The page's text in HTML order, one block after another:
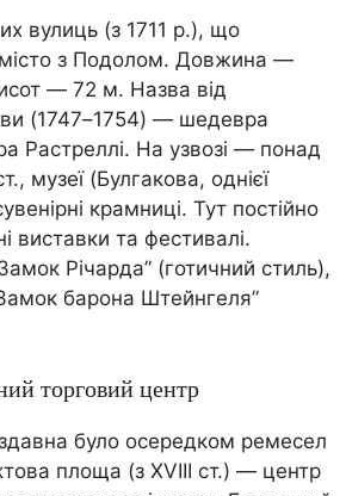
вулиць (з 1711 р.), що
з Подолом. Довжина —
— 72 м. Назва від
(1747–1754) — шедевра
Растреллі. На узвозі — понад
музеї (Булгакова, однієї
крамниці. Тут постійно
виставки та фестивалі.
Річарда” (готичний стиль),
барона Штейнгеля”
торговий центр
було осередком ремесел
площа (з XVIII ст.) — центр